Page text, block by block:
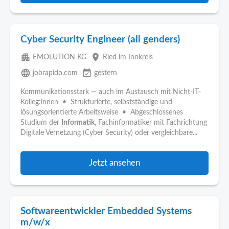
Cyber Security Engineer (all genders)
apartment EMOLUTION KG place Ried im Innkreis
language jobrapido.com event_available gestern
Kommunikationsstark — auch im Austausch mit Nicht-IT-
Kolleg:innen • Strukturierte, selbstständige und
lösungsorientierte Arbeitsweise • Abgeschlossenes
Studium der
Informatik, Fachinformatiker mit Fachrichtung
Digitale Vernetzung (Cyber Security) oder vergleichbare...
Jetzt ansehen
Softwareentwickler Embedded Systems
m/w/x